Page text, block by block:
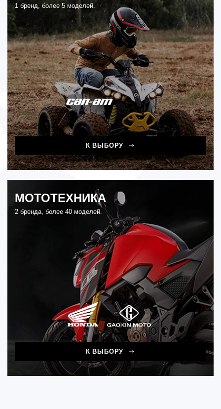
1 бренд, более 5 моделей.
К ВЫБОРУ
МОТОТЕХНИКА
2 бренда, более 40 моделей.
К ВЫБОРУ